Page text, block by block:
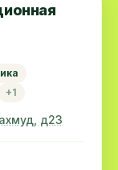
+1
д23